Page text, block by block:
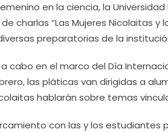
en la ciencia, la
charlas “Las Mujeres Nicolaitas
preparatorias de la
cabo en el marco del Día
las pláticas van dirigidas a
hablarán sobre temas
con las y los estudiantes